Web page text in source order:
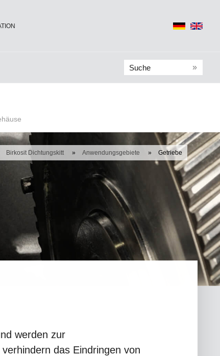
»
Birkosit Dichtungskitt » Anwendungsgebiete » Getriebe
werden zur
das Eindringen von